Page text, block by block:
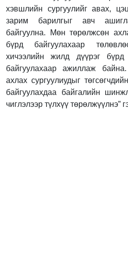
хэвшлийн сургуулийг авах,
зарим барилгыг авч
байгуулна. Мөн төрөлжсөн
бүрд байгуулахаар
хичээлийн жилд дүүрэг бүрд
байгуулахаар ажиллаж
ахлах сургуулиудыг
байгуулахдаа байгалийн
чиглэлээр түлхүү төрөлжүүлнэ”